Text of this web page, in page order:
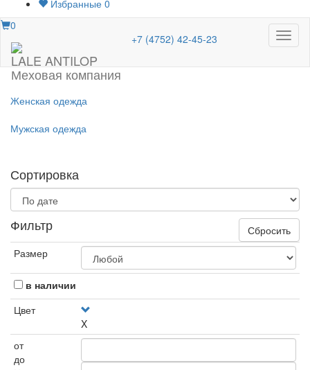
Избранные 0
Меню
0
LALE ANTILOP
Меховая компания
+7 (4752) 42-45-23
Женская одежда
Мужская одежда
Сортировка
Фильтр
Сбросить
Размер
в наличии
Цвет
X
от
до